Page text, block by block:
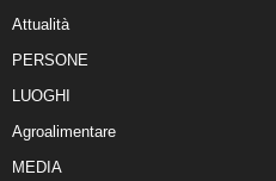
Attualità
PERSONE
LUOGHI
Agroalimentare
MEDIA